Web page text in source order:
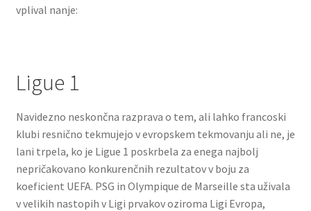
vplival nanje:
Ligue 1
Navidezno neskončna razprava o tem, ali lahko francoski
klubi resnično tekmujejo v evropskem tekmovanju ali ne, je
lani trpela, ko je Ligue 1 poskrbela za enega najbolj
nepričakovano konkurenčnih rezultatov v boju za
koeficient UEFA. PSG in Olympique de Marseille sta uživala
v velikih nastopih v Ligi prvakov oziroma Ligi Evropa,